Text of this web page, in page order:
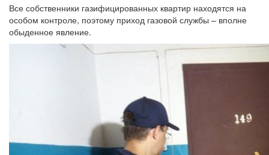
Все собственники газифицированных квартир находятся на
особом контроле, поэтому приход газовой службы – вполне
обыденное явление.